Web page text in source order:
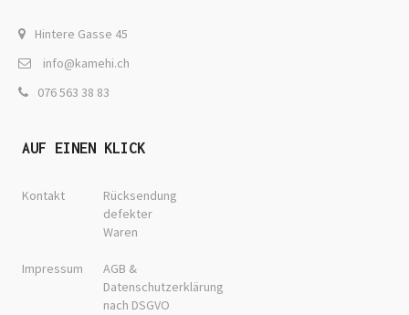
Hintere Gasse 45
info@kamehi.ch
076 563 38 83
AUF EINEN KLICK
Kontakt
Rücksendung
defekter
Waren
Impressum
AGB &
Datenschutzerklärung
nach DSGVO